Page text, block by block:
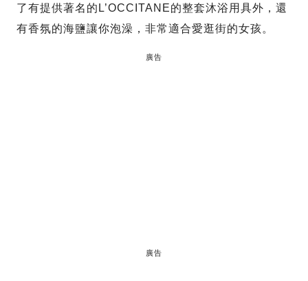
了有提供著名的L’OCCITANE的整套沐浴用具外，還
有香氛的海鹽讓你泡澡，非常適合愛逛街的女孩。
廣告
廣告